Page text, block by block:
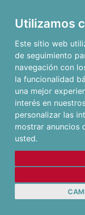
Utilizamos
Este sitio web
de seguimiento
navegación con
la funcionalidad
una mejor
interés en
personalizar las
mostrar anuncios
usted.